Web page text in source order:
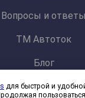
Вопросы и ответы
ТМ Автоток
Блог
и обработки
для быстрой и